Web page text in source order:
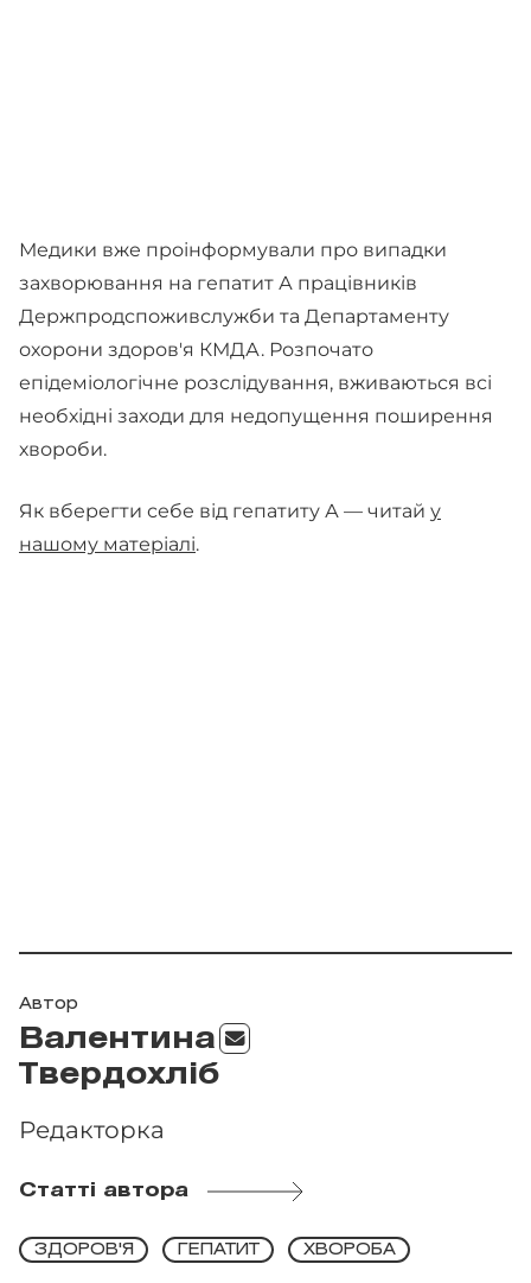
Медики вже проінформували про випадки
захворювання на гепатит А працівників
Держпродспоживслужби та Департаменту
охорони здоров'я КМДА. Розпочато
епідеміологічне розслідування, вживаються всі
необхідні заходи для недопущення поширення
хвороби.
Як вберегти себе від гепатиту А — читай у
нашому матеріалі.
Автор
Валентина
Твердохліб
Редакторка
Статті автора
ЗДОРОВ'Я ГЕПАТИТ ХВОРОБА